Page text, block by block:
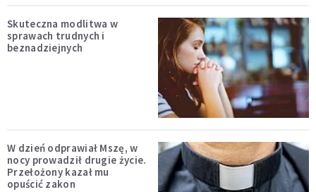
Skuteczna modlitwa w
sprawach trudnych i
beznadziejnych
W dzień odprawiał Mszę, w
nocy prowadził drugie życie.
Przełożony kazał mu
opuścić zakon